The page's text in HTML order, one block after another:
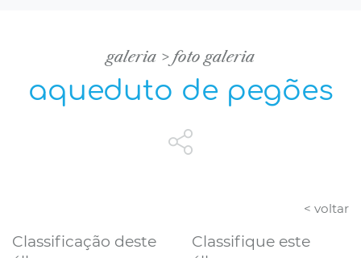
galeria foto galeria
aqueduto de pegões
< voltar
Classificação deste
Classifique este